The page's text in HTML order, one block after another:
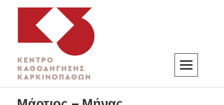
K3
ΚΕΝΤΡΟ ΚΑΘΟΔΗΓΗΣΗΣ ΚΑΡΚΙΝΟΠΑΘΩΝ